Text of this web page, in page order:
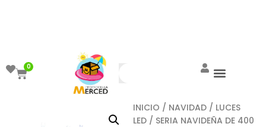
0
INICIO / NAVIDAD / LUCES
LED / SERIA NAVIDEÑA DE 400